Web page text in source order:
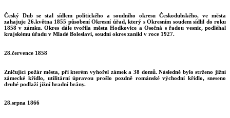
Český Dub se stal sídlem politického a soudního okresu Českodubského, ve města
zahajuje 26.května 1855 působení Okresní úřad, který s Okresním soudem sídlil do roku
1858 v zámku. Okres dále tvořila města Hodkovice a Osečná s řadou vesnic, podléhal
krajskému úřadu v Mladé Boleslavi, soudní okres zanikl v roce 1927.
28.července 1858
Zničující požár města, při kterém vyhořel zámek a 38 domů. Následně bylo strženo jižní
zámecké křídlo, utilitární úpravou prošlo pozdně románské východní křídlo, sneseno
druhé podlaží jižní hradní brány.
28.srpna 1866